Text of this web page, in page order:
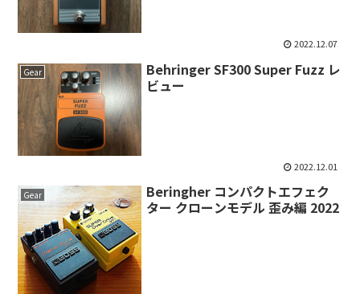
2022.12.07
Gear
Behringer SF300 Super Fuzz レ
ビュー
2022.12.01
Gear
Beringher コンパクトエフェク
ター クローンモデル 歪み編 2022